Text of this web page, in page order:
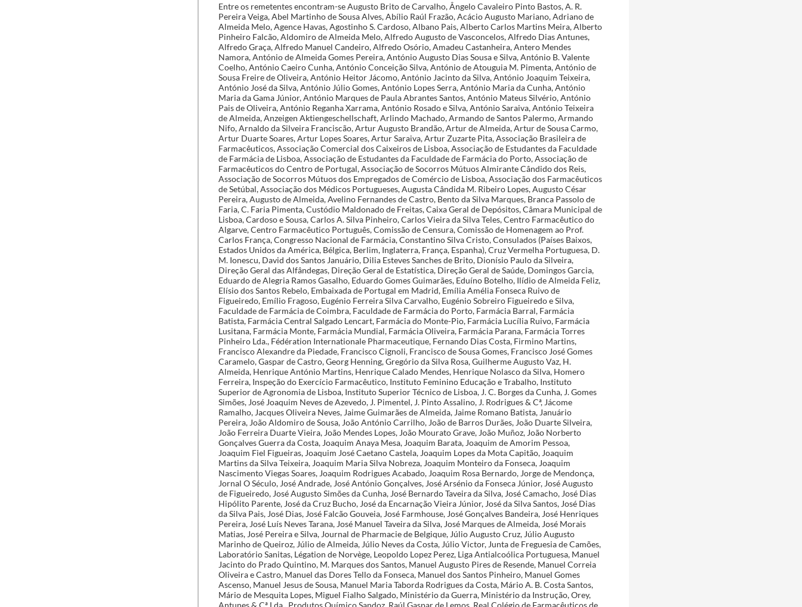
Entre os remetentes encontram-se Augusto Brito de Carvalho, Ângelo Cavaleiro Pinto Bastos, A. R.
Pereira Veiga, Abel Martinho de Sousa Alves, Abílio Raúl Frazão, Acácio Augusto Mariano, Adriano de
Almeida Melo, Agence Havas, Agostinho S. Cardoso, Albano Pais, Alberto Carlos Martins Meira, Alberto
Pinheiro Falcão, Aldomiro de Almeida Melo, Alfredo Augusto de Vasconcelos, Alfredo Dias Antunes,
Alfredo Graça, Alfredo Manuel Candeiro, Alfredo Osório, Amadeu Castanheira, Antero Mendes
Namora, António de Almeida Gomes Pereira, António Augusto Dias Sousa e Silva, António B. Valente
Coelho, António Caeiro Cunha, António Conceição Silva, António de Atouguia M. Pimenta, António de
Sousa Freire de Oliveira, António Heitor Jácomo, António Jacinto da Silva, António Joaquim Teixeira,
António José da Silva, António Júlio Gomes, António Lopes Serra, António Maria da Cunha, António
Maria da Gama Júnior, António Marques de Paula Abrantes Santos, António Mateus Silvério, António
Pais de Oliveira, António Reganha Xarrama, António Rosado e Silva, António Saraiva, António Teixeira
de Almeida, Anzeigen Aktiengeschellschaft, Arlindo Machado, Armando de Santos Palermo, Armando
Nifo, Arnaldo da Silveira Franciscão, Artur Augusto Brandão, Artur de Almeida, Artur de Sousa Carmo,
Artur Duarte Soares, Artur Lopes Soares, Artur Saraiva, Artur Zuzarte Pita, Associação Brasileira de
Farmacêuticos, Associação Comercial dos Caixeiros de Lisboa, Associação de Estudantes da Faculdade
de Farmácia de Lisboa, Associação de Estudantes da Faculdade de Farmácia do Porto, Associação de
Farmacêuticos do Centro de Portugal, Associação de Socorros Mútuos Almirante Cândido dos Reis,
Associação de Socorros Mútuos dos Empregados de Comércio de Lisboa, Associação dos Farmacêuticos
de Setúbal, Associação dos Médicos Portugueses, Augusta Cândida M. Ribeiro Lopes, Augusto César
Pereira, Augusto de Almeida, Avelino Fernandes de Castro, Bento da Silva Marques, Branca Passolo de
Faria, C. Faria Pimenta, Custódio Maldonado de Freitas, Caixa Geral de Depósitos, Câmara Municipal de
Lisboa, Cardoso e Sousa, Carlos A. Silva Pinheiro, Carlos Vieira da Silva Teles, Centro Farmacêutico do
Algarve, Centro Farmacêutico Português, Comissão de Censura, Comissão de Homenagem ao Prof.
Carlos França, Congresso Nacional de Farmácia, Constantino Silva Cristo, Consulados (Países Baixos,
Estados Unidos da América, Bélgica, Berlim, Inglaterra, França, Espanha), Cruz Vermelha Portuguesa, D.
M. Ionescu, David dos Santos Januário, Dilia Esteves Sanches de Brito, Dionísio Paulo da Silveira,
Direção Geral das Alfândegas, Direção Geral de Estatística, Direção Geral de Saúde, Domingos Garcia,
Eduardo de Alegria Ramos Gasalho, Eduardo Gomes Guimarães, Eduíno Botelho, Ilídio de Almeida Feliz,
Elísio dos Santos Rebelo, Embaixada de Portugal em Madrid, Emília Amélia Fonseca Ruivo de
Figueiredo, Emílio Fragoso, Eugénio Ferreira Silva Carvalho, Eugénio Sobreiro Figueiredo e Silva,
Faculdade de Farmácia de Coimbra, Faculdade de Farmácia do Porto, Farmácia Barral, Farmácia
Batista, Farmácia Central Salgado Lencart, Farmácia do Monte-Pio, Farmácia Lucília Ruivo, Farmácia
Lusitana, Farmácia Monte, Farmácia Mundial, Farmácia Oliveira, Farmácia Parana, Farmácia Torres
Pinheiro Lda., Fédération Internationale Pharmaceutique, Fernando Dias Costa, Firmino Martins,
Francisco Alexandre da Piedade, Francisco Cignoli, Francisco de Sousa Gomes, Francisco José Gomes
Caramelo, Gaspar de Castro, Georg Henning, Gregório da Silva Rosa, Guilherme Augusto Vaz, H.
Almeida, Henrique António Martins, Henrique Calado Mendes, Henrique Nolasco da Silva, Homero
Ferreira, Inspeção do Exercício Farmacêutico, Instituto Feminino Educação e Trabalho, Instituto
Superior de Agronomia de Lisboa, Instituto Superior Técnico de Lisboa, J. C. Borges da Cunha, J. Gomes
Simões, José Joaquim Neves de Azevedo, J. Pimentel, J. Pinto Assalino, J. Rodrigues & Cª, Jácome
Ramalho, Jacques Oliveira Neves, Jaime Guimarães de Almeida, Jaime Romano Batista, Januário
Pereira, João Aldomiro de Sousa, João António Carrilho, João de Barros Durães, João Duarte Silveira,
João Ferreira Duarte Vieira, João Mendes Lopes, João Mourato Grave, João Muñoz, João Norberto
Gonçalves Guerra da Costa, Joaquim Anaya Mesa, Joaquim Barata, Joaquim de Amorim Pessoa,
Joaquim Fiel Figueiras, Joaquim José Caetano Castela, Joaquim Lopes da Mota Capitão, Joaquim
Martins da Silva Teixeira, Joaquim Maria Silva Nobreza, Joaquim Monteiro da Fonseca, Joaquim
Nascimento Viegas Soares, Joaquim Rodrigues Acabado, Joaquim Rosa Bernardo, Jorge de Mendonça,
Jornal O Século, José Andrade, José António Gonçalves, José Arsénio da Fonseca Júnior, José Augusto
de Figueiredo, José Augusto Simões da Cunha, José Bernardo Taveira da Silva, José Camacho, José Dias
Hipólito Parente, José da Cruz Bucho, José da Encarnação Vieira Júnior, José da Silva Santos, José Dias
da Silva Pais, José Dias, José Falcão Gouveia, José Farmhouse, José Gonçalves Bandeira, José Henriques
Pereira, José Luís Neves Tarana, José Manuel Taveira da Silva, José Marques de Almeida, José Morais
Matias, José Pereira e Silva, Journal de Pharmacie de Belgique, Júlio Augusto Cruz, Júlio Augusto
Marinho de Queiroz, Júlio de Almeida, Júlio Neves da Costa, Júlio Victor, Junta de Freguesia de Camões,
Laboratório Sanitas, Légation de Norvège, Leopoldo Lopez Perez, Liga Antialcoólica Portuguesa, Manuel
Jacinto do Prado Quintino, M. Marques dos Santos, Manuel Augusto Pires de Resende, Manuel Correia
Oliveira e Castro, Manuel das Dores Tello da Fonseca, Manuel dos Santos Pinheiro, Manuel Gomes
Ascenso, Manuel Jesus de Sousa, Manuel Maria Taborda Rodrigues da Costa, Mário A. B. Costa Santos,
Mário de Mesquita Lopes, Miguel Fialho Salgado, Ministério da Guerra, Ministério da Instrução, Orey,
Antunes & Cª Lda., Produtos Químico Sandoz, Raúl Gaspar de Lemos, Real Colégio de Farmacêuticos de